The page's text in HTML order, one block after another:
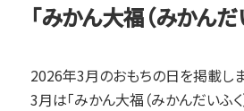
「みかん大福（みかんだ
2026年3月のおもちの日を掲載しま
3月は「みかん大福（みかんだいふく